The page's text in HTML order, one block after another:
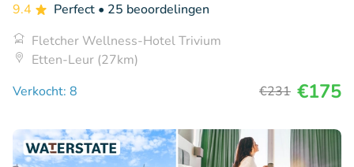
9.4 Perfect • 25 beoordelingen
Fletcher Wellness-Hotel Trivium
Etten-Leur (27km)
Verkocht: 8
€231 €175